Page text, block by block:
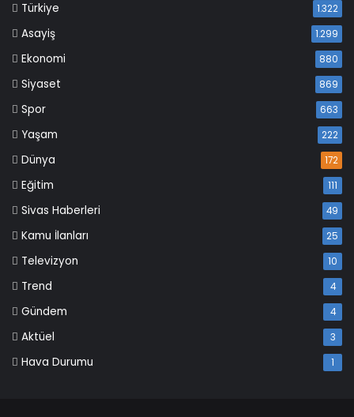
Türkiye 1.322
Asayiş 1.299
Ekonomi 880
Siyaset 869
Spor 663
Yaşam 222
Dünya 172
Eğitim 111
Sivas Haberleri 49
Kamu İlanları 25
Televizyon 10
Trend 4
Gündem 4
Aktüel 3
Hava Durumu 1